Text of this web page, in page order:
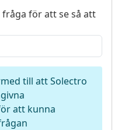
fråga för att se så att
till att Solectro
att kunna